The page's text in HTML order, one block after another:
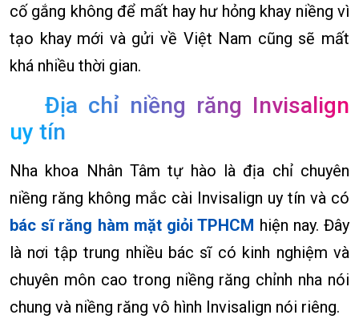
cố gắng không để mất hay hư hỏng khay niềng vì
tạo khay mới và gửi về Việt Nam cũng sẽ mất
khá nhiều thời gian.
Địa chỉ niềng răng Invisalign
uy tín
Nha khoa Nhân Tâm tự hào là địa chỉ chuyên
niềng răng không mắc cài Invisalign uy tín và có
bác sĩ răng hàm mặt giỏi TPHCM hiện nay. Đây
là nơi tập trung nhiều bác sĩ có kinh nghiệm và
chuyên môn cao trong niềng răng chỉnh nha nói
chung và niềng răng vô hình Invisalign nói riêng.